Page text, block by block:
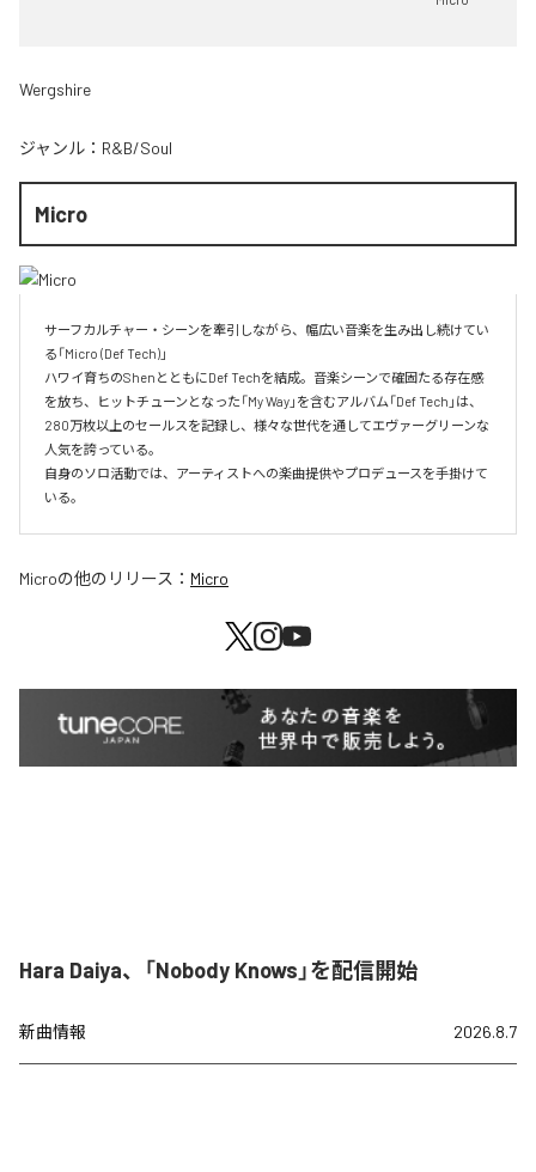
Wergshire
ジャンル： R&B/Soul
Micro
サーフカルチャー・シーンを牽引しながら、幅広い音楽を生み出し続けてい
る「Micro (Def Tech)」
ハワイ育ちのShenとともにDef Techを結成。音楽シーンで確固たる存在感
を放ち、ヒットチューンとなった「My Way」を含むアルバム「Def Tech」は、
280万枚以上のセールスを記録し、様々な世代を通してエヴァーグリーンな
人気を誇っている。
自身のソロ活動では、アーティストへの楽曲提供やプロデュースを手掛けて
いる。
Microの他のリリース： Micro
Hara Daiya、「Nobody Knows」を配信開始
新曲情報 2026.8.7